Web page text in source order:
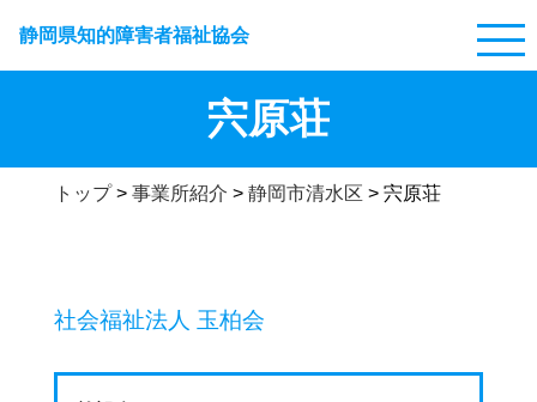
静岡県知的障害者福祉協会
宍原荘
トップ> 事業所紹介 > 静岡市清水区 > 宍原荘
社会福祉法人 玉柏会